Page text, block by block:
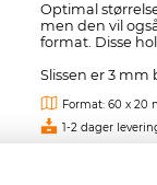
Optimal
men den vil
format. Disse
Slissen er 3 mm
Format: 60 x 20
1-2 dager